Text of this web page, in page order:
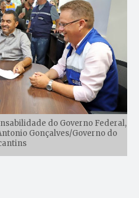
do Governo Federal,
Gonçalves/Governo do